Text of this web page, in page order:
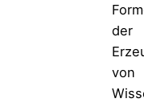
der
von